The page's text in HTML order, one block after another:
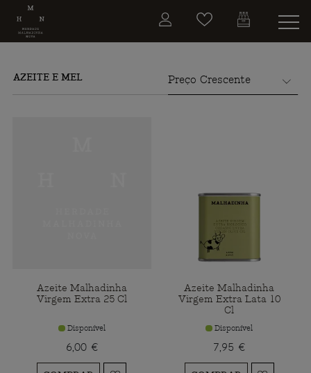
AZEITE E MEL
Azeite Malhadinha
Virgem Extra 25 Cl
Disponível
6,00 €
Azeite Malhadinha
Virgem Extra Lata 10
Cl
Disponível
7,95 €